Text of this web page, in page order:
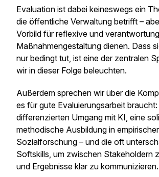
Evaluation ist dabei keineswegs ein
die öffentliche Verwaltung betrifft –
Vorbild für reflexive und
Maßnahmengestaltung dienen. Dass
nur bedingt tut, ist eine der zentralen
wir in dieser Folge beleuchten.
Außerdem sprechen wir über die
es für gute Evaluierungsarbeit
differenzierten Umgang mit KI, eine
methodische Ausbildung in empirischer
Sozialforschung – und die oft
Softskills, um zwischen Stakeholdern
und Ergebnisse klar zu kommunizieren.